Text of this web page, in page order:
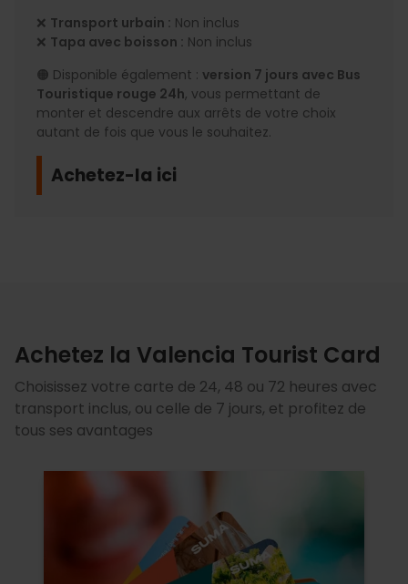
❌ Transport urbain : Non inclus
❌ Tapa avec boisson : Non inclus
🟠 Disponible également : version 7 jours avec Bus
Touristique rouge 24h, vous permettant de
monter et descendre aux arrêts de votre choix
autant de fois que vous le souhaitez.
Achetez-la ici
Achetez la Valencia Tourist Card
Choisissez votre carte de 24, 48 ou 72 heures avec
transport inclus, ou celle de 7 jours, et profitez de
tous ses avantages